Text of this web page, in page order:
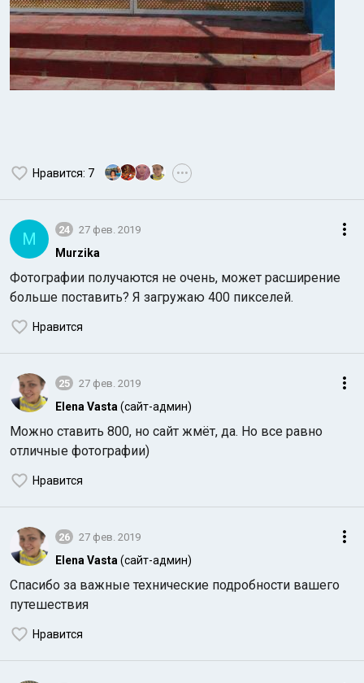
Нравится: 7 •••
M 24 27 фев. 2019
Murzika
Фотографии получаются не очень, может расширение
больше поставить? Я загружаю 400 пикселей.
Нравится
25 27 фев. 2019
Elena Vasta (сайт-админ)
Можно ставить 800, но сайт жмёт, да. Но все равно
отличные фотографии)
Нравится
26 27 фев. 2019
Elena Vasta (сайт-админ)
Спасибо за важные технические подробности вашего
путешествия
Нравится